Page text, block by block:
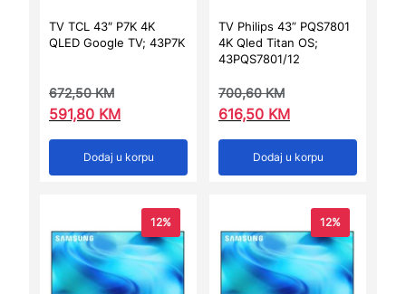
TV TCL 43″ P7K 4K
QLED Google TV; 43P7K
672,50KM
591,80 KM
Dodaj u korpu
TV Philips 43” PQS7801
4K Qled Titan OS;
43PQS7801/12
700,60KM
616,50 KM
Dodaj u korpu
12% 12%